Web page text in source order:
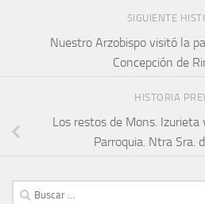
SIGUIENTE
Nuestro Arzobispo visitó la
Concepción de
HISTORIA
Los restos de Mons. Izurieta
Parroquia. Ntra Sra.